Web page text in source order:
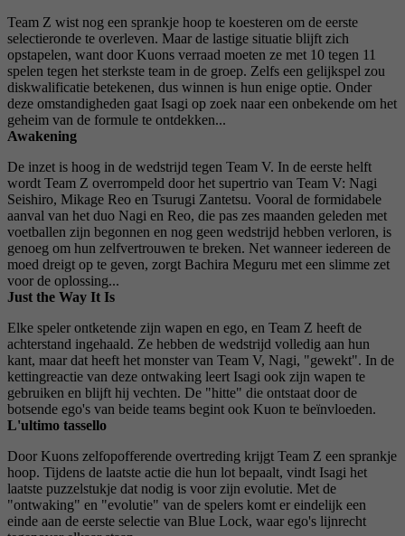
Team Z wist nog een sprankje hoop te koesteren om de eerste
selectieronde te overleven. Maar de lastige situatie blijft zich
opstapelen, want door Kuons verraad moeten ze met 10 tegen 11
spelen tegen het sterkste team in de groep. Zelfs een gelijkspel zou
diskwalificatie betekenen, dus winnen is hun enige optie. Onder
deze omstandigheden gaat Isagi op zoek naar een onbekende om het
geheim van de formule te ontdekken...
Awakening
De inzet is hoog in de wedstrijd tegen Team V. In de eerste helft
wordt Team Z overrompeld door het supertrio van Team V: Nagi
Seishiro, Mikage Reo en Tsurugi Zantetsu. Vooral de formidabele
aanval van het duo Nagi en Reo, die pas zes maanden geleden met
voetballen zijn begonnen en nog geen wedstrijd hebben verloren, is
genoeg om hun zelfvertrouwen te breken. Net wanneer iedereen de
moed dreigt op te geven, zorgt Bachira Meguru met een slimme zet
voor de oplossing...
Just the Way It Is
Elke speler ontketende zijn wapen en ego, en Team Z heeft de
achterstand ingehaald. Ze hebben de wedstrijd volledig aan hun
kant, maar dat heeft het monster van Team V, Nagi, "gewekt". In de
kettingreactie van deze ontwaking leert Isagi ook zijn wapen te
gebruiken en blijft hij vechten. De "hitte" die ontstaat door de
botsende ego's van beide teams begint ook Kuon te beïnvloeden.
L'ultimo tassello
Door Kuons zelfopofferende overtreding krijgt Team Z een sprankje
hoop. Tijdens de laatste actie die hun lot bepaalt, vindt Isagi het
laatste puzzelstukje dat nodig is voor zijn evolutie. Met de
"ontwaking" en "evolutie" van de spelers komt er eindelijk een
einde aan de eerste selectie van Blue Lock, waar ego's lijnrecht